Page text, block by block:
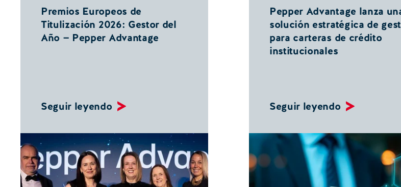
Premios Europeos de
Titulización 2026: Gestor del
Año — Pepper Advantage
Seguir leyendo
Pepper Advantage lanza
solución estratégica de
para carteras de crédito
institucionales
Seguir leyendo